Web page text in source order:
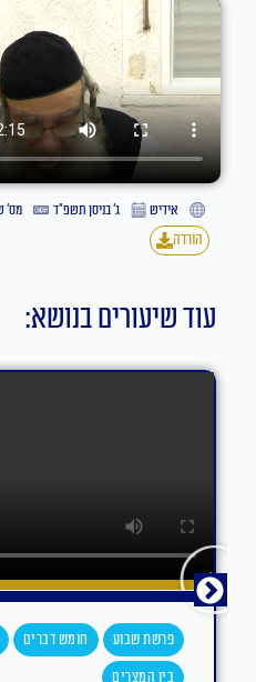
אידיש ג׳ בניסן תשפ״ד
מס'
הורדה
עוד שיעורים בנושא:
פרשת שבוע חומש דברים
בין המצרים